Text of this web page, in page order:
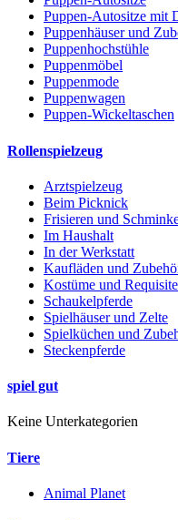
Puppen-Autositze mit
Puppenhäuser und
Puppenhochstühle
Puppenmöbel
Puppenmode
Puppenwagen
Puppen-Wickeltaschen
Rollenspielzeug
Arztspielzeug
Beim Picknick
Frisieren und
Im Haushalt
In der Werkstatt
Kaufläden und
Kostüme und
Schaukelpferde
Spielhäuser und Zelte
Spielküchen und
Steckenpferde
spiel gut
Keine Unterkategorien
Tiere
Animal Planet